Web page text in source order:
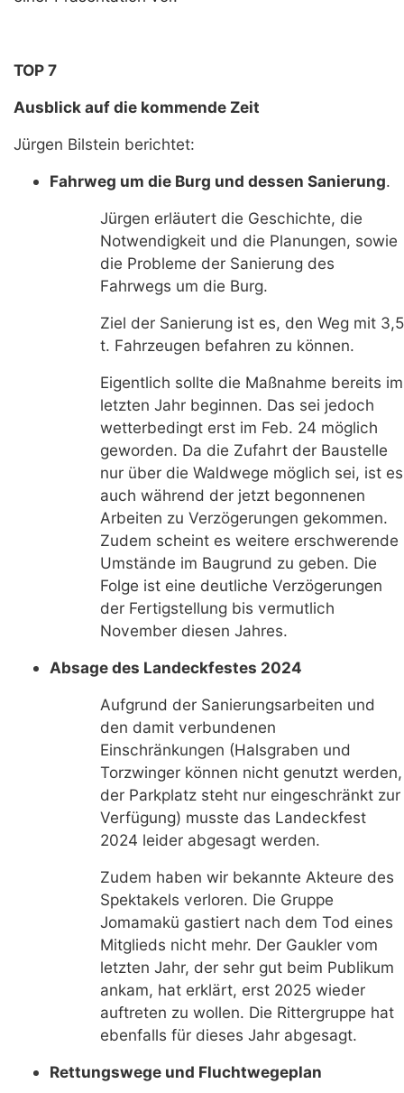
TOP 7
Ausblick auf die kommende Zeit
Jürgen Bilstein berichtet:
Fahrweg um die Burg und dessen Sanierung.
Jürgen erläutert die Geschichte, die
Notwendigkeit und die Planungen, sowie
die Probleme der Sanierung des
Fahrwegs um die Burg.
Ziel der Sanierung ist es, den Weg mit 3,5
t. Fahrzeugen befahren zu können.
Eigentlich sollte die Maßnahme bereits im
letzten Jahr beginnen. Das sei jedoch
wetterbedingt erst im Feb. 24 möglich
geworden. Da die Zufahrt der Baustelle
nur über die Waldwege möglich sei, ist es
auch während der jetzt begonnenen
Arbeiten zu Verzögerungen gekommen.
Zudem scheint es weitere erschwerende
Umstände im Baugrund zu geben. Die
Folge ist eine deutliche Verzögerungen
der Fertigstellung bis vermutlich
November diesen Jahres.
Absage des Landeckfestes 2024
Aufgrund der Sanierungsarbeiten und
den damit verbundenen
Einschränkungen (Halsgraben und
Torzwinger können nicht genutzt werden,
der Parkplatz steht nur eingeschränkt zur
Verfügung) musste das Landeckfest
2024 leider abgesagt werden.
Zudem haben wir bekannte Akteure des
Spektakels verloren. Die Gruppe
Jomamakü gastiert nach dem Tod eines
Mitglieds nicht mehr. Der Gaukler vom
letzten Jahr, der sehr gut beim Publikum
ankam, hat erklärt, erst 2025 wieder
auftreten zu wollen. Die Rittergruppe hat
ebenfalls für dieses Jahr abgesagt.
Rettungswege und Fluchtwegeplan